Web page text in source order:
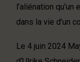
l’aliénation
dans la vie d’un
Le 4 juin 2024